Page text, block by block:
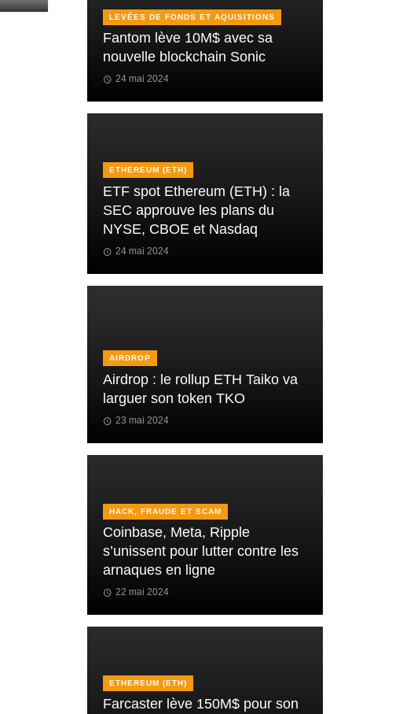
LEVÉES DE FONDS ET AQUISITIONS
Fantom lève 10M$ avec sa
nouvelle blockchain Sonic
24 mai 2024
ETHEREUM (ETH)
ETF spot Ethereum (ETH) : la
SEC approuve les plans du
NYSE, CBOE et Nasdaq
24 mai 2024
AIRDROP
Airdrop : le rollup ETH Taiko va
larguer son token TKO
23 mai 2024
HACK, FRAUDE ET SCAM
Coinbase, Meta, Ripple
s’unissent pour lutter contre les
arnaques en ligne
22 mai 2024
ETHEREUM (ETH)
Farcaster lève 150M$ pour son